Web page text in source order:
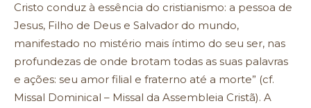
Cristo conduz à essência do cristianismo: a pessoa de
Jesus, Filho de Deus e Salvador do mundo,
manifestado no mistério mais íntimo do seu ser, nas
profundezas de onde brotam todas as suas palavras
e ações: seu amor filial e fraterno até a morte” (cf.
Missal Dominical – Missal da Assembleia Cristã). A